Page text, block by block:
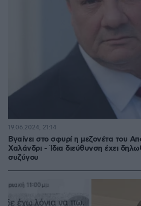
Βγαίνει στο σφυρί η μεζονέτα του
Χαλάνδρι - Ίδια διεύθυνση έχει
συζύγου
19.06.2024, 21:14